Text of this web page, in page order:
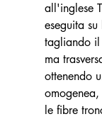
all'inglese
eseguita
tagliando il
ma
ottenendo
le fibre